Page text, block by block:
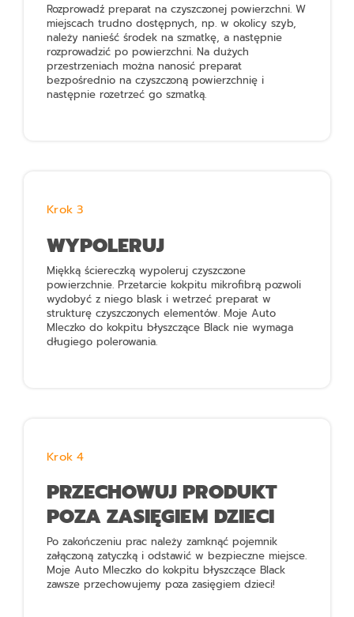
Rozprowadź preparat na czyszczonej powierzchni. W
miejscach trudno dostępnych, np. w okolicy szyb,
należy nanieść środek na szmatkę, a następnie
rozprowadzić po powierzchni. Na dużych
przestrzeniach można nanosić preparat
bezpośrednio na czyszczoną powierzchnię i
następnie rozetrzeć go szmatką.
Krok 3
WYPOLERUJ
Miękką ściereczką wypoleruj czyszczone
powierzchnie. Przetarcie kokpitu mikrofibrą pozwoli
wydobyć z niego blask i wetrzeć preparat w
strukturę czyszczonych elementów.Moje Auto
Mleczko do kokpitu błyszczące Black nie wymaga
długiego polerowania.
Krok 4
PRZECHOWUJ PRODUKT
POZA ZASIĘGIEM DZIECI
Po zakończeniu prac należy zamknąć pojemnik
załączoną zatyczką i odstawić w bezpieczne miejsce.
Moje Auto Mleczko do kokpitu błyszczące Black
zawsze przechowujemy poza zasięgiem dzieci!